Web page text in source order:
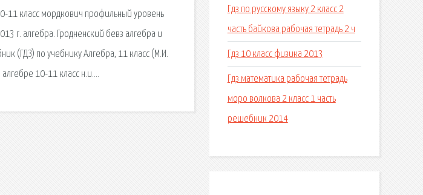
11 класс мордкович профильный уровень
г. алгебра. Гродненский бевз алгебра и
(ГДЗ) по учебнику Алгебра, 11 класс (М.И.
10-11 класс н.и….
Гдз по русскому языку 2 класс 2
часть байкова рабочая тетрадь 2 ч
Гдз 10 класс физика 2013
Гдз математика рабочая тетрадь
моро волкова 2 класс 1 часть
решебник 2014